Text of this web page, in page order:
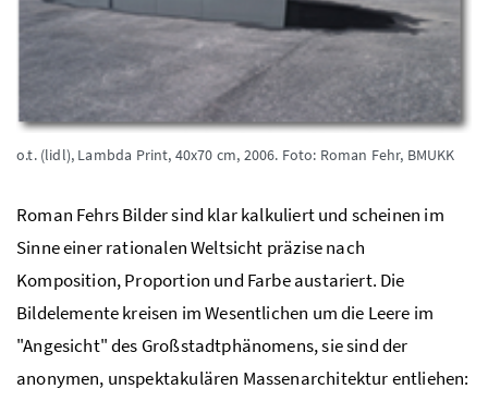
o.t. (lidl), Lambda Print, 40x70 cm, 2006. Foto: Roman Fehr, BMUKK
Roman Fehrs Bilder sind klar kalkuliert und scheinen im
Sinne einer rationalen Weltsicht präzise nach
Komposition, Proportion und Farbe austariert. Die
Bildelemente kreisen im Wesentlichen um die Leere im
"Angesicht" des Großstadtphänomens, sie sind der
anonymen, unspektakulären Massenarchitektur entliehen: